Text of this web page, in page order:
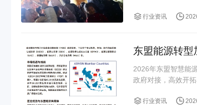
行业资讯
东盟能源转型
2026年东盟智慧能
政府对接，高效开
行业资讯